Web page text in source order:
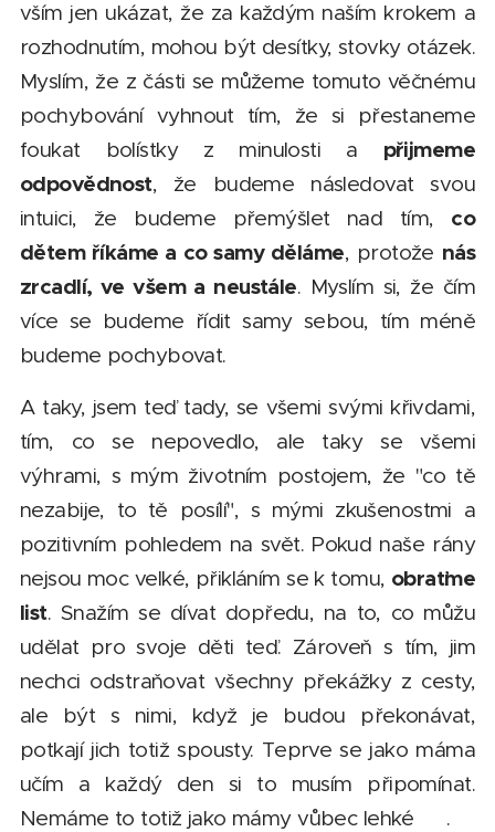
vším jen ukázat, že za každým naším krokem a
rozhodnutím, mohou být desítky, stovky otázek.
Myslím, že z části se můžeme tomuto věčnému
pochybování vyhnout tím, že si přestaneme
foukat bolístky z minulosti a přijmeme
odpovědnost, že budeme následovat svou
intuici, že budeme přemýšlet nad tím, co
dětem říkáme a co samy děláme, protože nás
zrcadlí, ve všem a neustále. Myslím si, že čím
více se budeme řídit samy sebou, tím méně
budeme pochybovat.
A taky, jsem teď tady, se všemi svými křivdami,
tím, co se nepovedlo, ale taky se všemi
výhrami, s mým životním postojem, že "co tě
nezabije, to tě posílí", s mými zkušenostmi a
pozitivním pohledem na svět. Pokud naše rány
nejsou moc velké, přikláním se k tomu, obraťme
list. Snažím se dívat dopředu, na to, co můžu
udělat pro svoje děti teď. Zároveň s tím, jim
nechci odstraňovat všechny překážky z cesty,
ale být s nimi, když je budou překonávat,
potkají jich totiž spousty. Teprve se jako máma
učím a každý den si to musím připomínat.
Nemáme to totiž jako mámy vůbec lehké 😊.